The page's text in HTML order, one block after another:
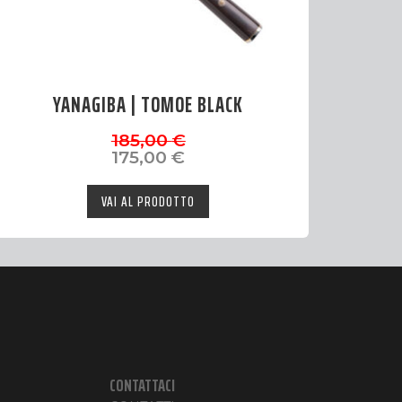
YANAGIBA | TOMOE BLACK
185,00€
prezzo
185,00 €.
175,00€
prezzo
175,00 €.VAI AL PRODOTTO
CONTATTACI